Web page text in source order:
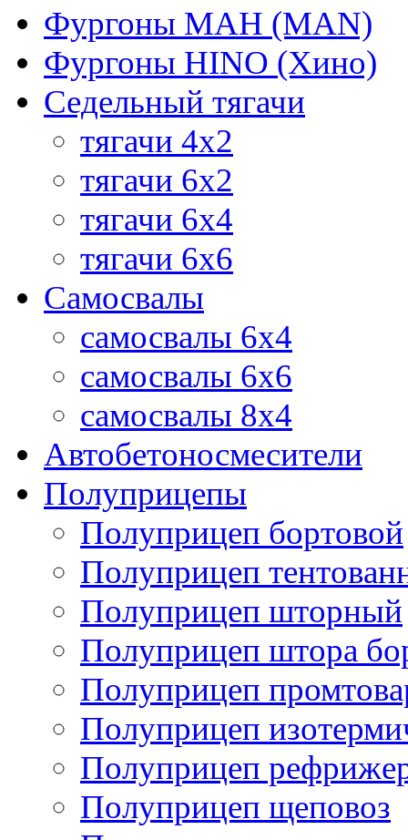
Фургоны МАН (MAN)
Фургоны HINO (Хино)
Седельный тягачи
тягачи 4х2
тягачи 6х2
тягачи 6х4
тягачи 6х6
Самосвалы
самосвалы 6x4
самосвалы 6x6
самосвалы 8x4
Автобетоносмесители
Полуприцепы
Полуприцеп бортовой
Полуприцеп
Полуприцеп шторный
Полуприцеп штора
Полуприцеп
Полуприцеп
Полуприцеп
Полуприцеп щеповоз